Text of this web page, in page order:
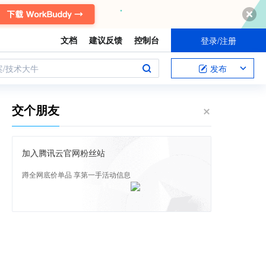
文档 建议反馈 控制台 登录/注册
/技术大牛 发布
交个朋友
加入腾讯云官网粉丝站
蹲全网底价单品 享第一手活动信息